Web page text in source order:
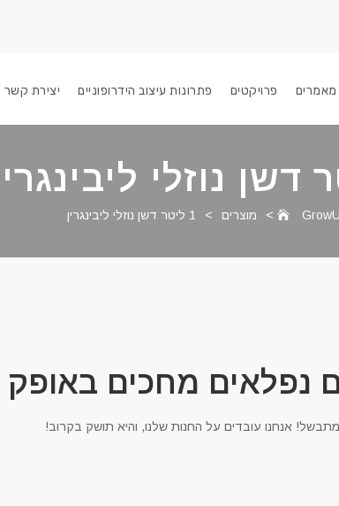
מאמרים פרויקטים פתרונות עיצוב הידרופוניים יצירת קשר
> מוצרים > 1 ליטר דשן נוזלי ליבינגרין
נפלאים מחכים באופק
אנחנו עובדים על החנות שלנו, והיא תושק בקרוב!